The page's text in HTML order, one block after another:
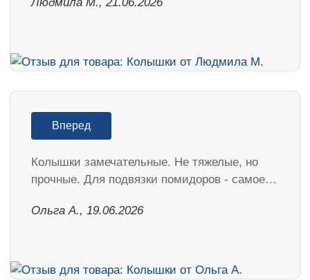
Вперед
Колышки замечательные. Не тяжелые, но
прочные. Для подвязки помидоров - самое…
Ольга А., 19.06.2026